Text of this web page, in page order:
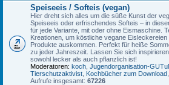
Speiseeis / Softeis (vegan)
Hier dreht sich alles um die süße Kunst der
Speiseeis oder erfrischendes Softeis – in
für jede Variante, mit oder ohne Eismaschine.
Kreationen, um köstliche vegane
Produkte auskommen. Perfekt für heiße
zu jeder Jahreszeit. Lassen Sie sich
sowohl lecker als auch pflanzlich ist!
Moderatoren: koch Jugendorganisation-
Tierschutzaktivist Kochbücher zum Download
Aufrufe insgesamt: 67226